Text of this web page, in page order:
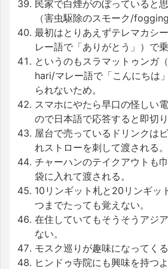
民家で白煙がのぼっていると
（害虫駆除のスモーク/fogging
最初はとりあえずテレマカシ
レー語で「ありがとう」）で乗
というのもスラマットゥンガ
hari/マレー語で「こんにちは
られないため。
スマホにやたら早口の怪しい
ので日本語で応答すると即切
屋台で売っているドリンクは
れストローを刺して渡される。
チャーハンのテイクアウトも
袋に入れて渡される。
10リンギット札と20リンギッ
つまでたっても覚えない。
在住していてもそうそうアジ
ない。
モスク巡りが趣味になってくる
ヒンドゥ寺院にも興味を持つ